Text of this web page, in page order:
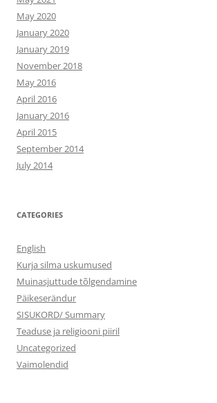
May 2020
January 2020
January 2019
November 2018
May 2016
April 2016
January 2016
April 2015
September 2014
July 2014
CATEGORIES
English
Kurja silma uskumused
Muinasjuttude tõlgendamine
Päikeserändur
SISUKORD/ Summary
Teaduse ja religiooni piiril
Uncategorized
Vaimolendid